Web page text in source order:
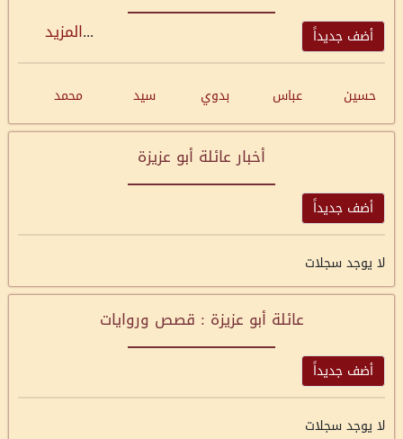
أضف جديداً ...المزيد
حسين عباس بدوي سيد محمد
أخبار عائلة أبو عزيزة
أضف جديداً
لا يوجد سجلات
عائلة أبو عزيزة : قصص وروايات
أضف جديداً
لا يوجد سجلات